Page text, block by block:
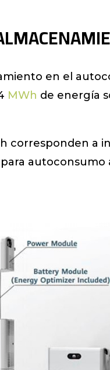
en el
MWh de energía
corresponden a
autoconsumo